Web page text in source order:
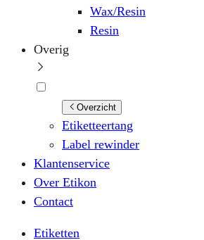
Wax/Resin
Resin
Overig
Overzicht
Etiketteertang
Label rewinder
Klantenservice
Over Etikon
Contact
Etiketten